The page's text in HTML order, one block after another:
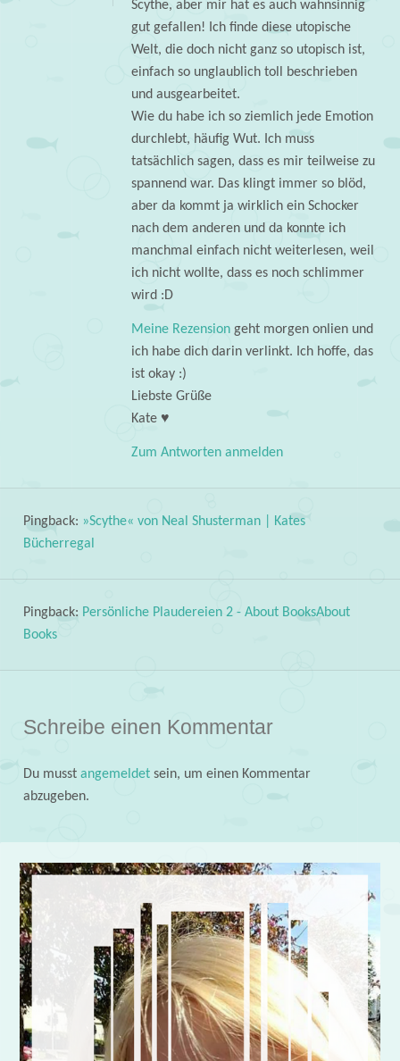
Scythe, aber mir hat es auch wahnsinnig
gut gefallen! Ich finde diese utopische
Welt, die doch nicht ganz so utopisch ist,
einfach so unglaublich toll beschrieben
und ausgearbeitet.
Wie du habe ich so ziemlich jede Emotion
durchlebt, häufig Wut. Ich muss
tatsächlich sagen, dass es mir teilweise zu
spannend war. Das klingt immer so blöd,
aber da kommt ja wirklich ein Schocker
nach dem anderen und da konnte ich
manchmal einfach nicht weiterlesen, weil
ich nicht wollte, dass es noch schlimmer
wird :D
Meine Rezensiongeht morgen onlien und
ich habe dich darin verlinkt. Ich hoffe, das
ist okay :)
Liebste Grüße
Kate ♥
Zum Antworten anmelden
Pingback: »Scythe« von Neal Shusterman | Kates
Bücherregal
Pingback: Persönliche Plaudereien 2 - About BooksAbout
Books
Schreibe einen Kommentar
Du musst angemeldetsein, um einen Kommentar
abzugeben.